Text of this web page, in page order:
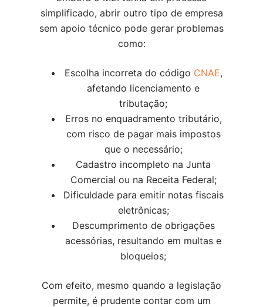
simplificado, abrir outro tipo de empresa
sem apoio técnico pode gerar problemas
como:
Escolha incorreta do código CNAE,
afetando licenciamento e
tributação;
Erros no enquadramento tributário,
com risco de pagar mais impostos
que o necessário;
Cadastro incompleto na Junta
Comercial ou na Receita Federal;
Dificuldade para emitir notas fiscais
eletrônicas;
Descumprimento de obrigações
acessórias, resultando em multas e
bloqueios;
Com efeito, mesmo quando a legislação
permite, é prudente contar com um